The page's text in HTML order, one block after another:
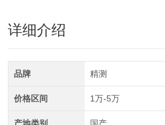
详细介绍
品牌 精测
价格区间 1万-5万